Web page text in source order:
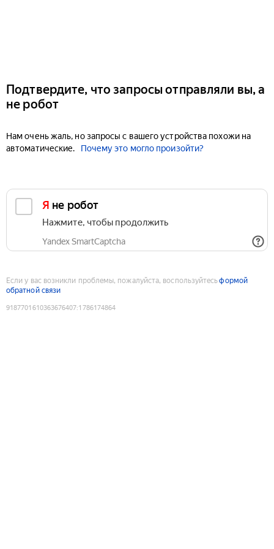
Подтвердите, что запросы отправляли вы, а
не робот
Нам очень жаль, но запросы с вашего устройства похожи на
автоматические.
Почему это могло произойти?
Я не робот
Нажмите, чтобы продолжить
Yandex SmartCaptcha
Если у вас возникли проблемы, пожалуйста, воспользуйтесьформой
обратной связи
9187701610363676407:1786174864